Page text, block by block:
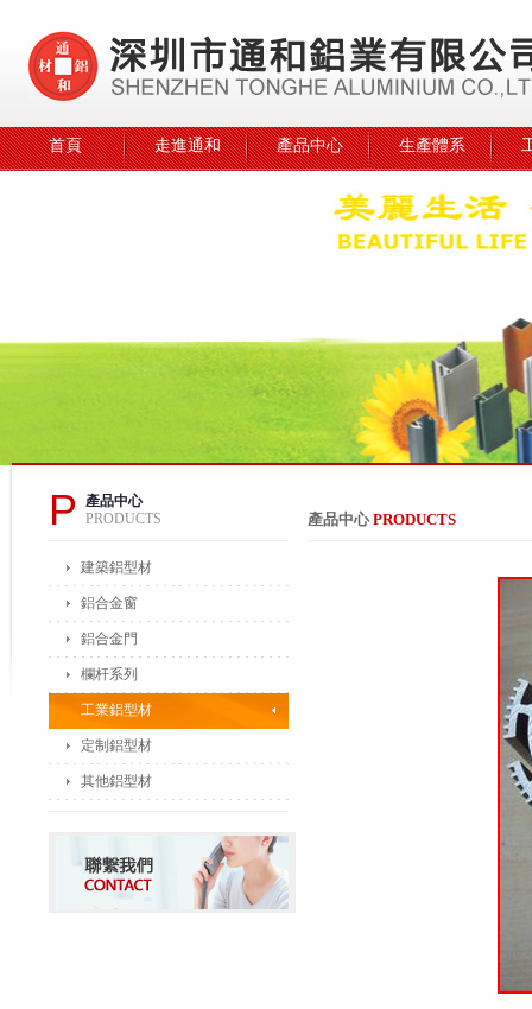
首頁 走進通和 產品中心 生產體系
P
產品中心
PRODUCTS
建築鋁型材
鋁合金窗
鋁合金門
欄杆系列
工業鋁型材
定制鋁型材
其他鋁型材
產品中心PRODUCTS